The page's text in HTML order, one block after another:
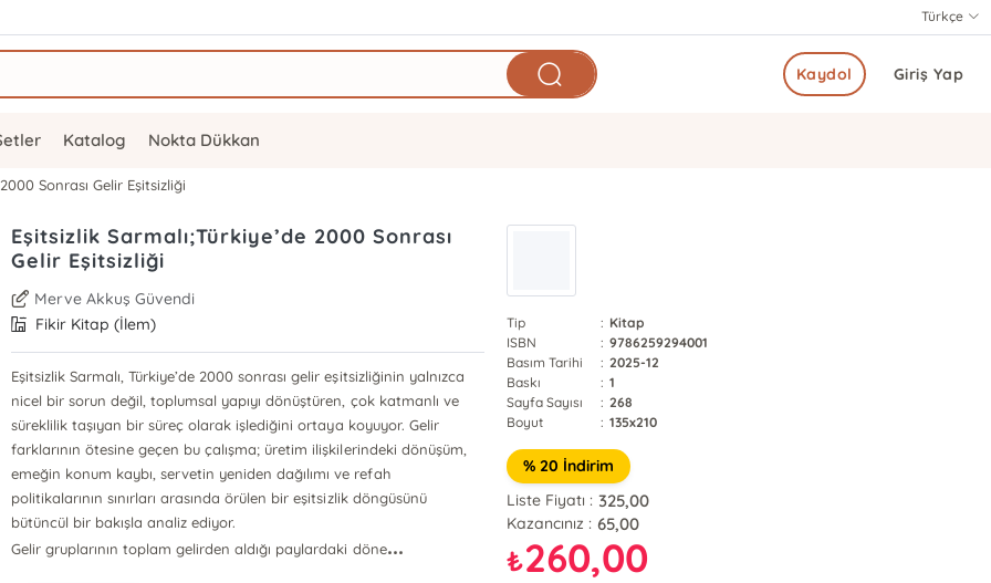
Türkçe
Giriş Yap
Kaydol
Katalog Nokta Dükkan
Sonrası Gelir Eşitsizliği
Eşitsizlik Sarmalı;Türkiye’de 2000 Sonrası
Gelir Eşitsizliği
Merve Akkuş Güvendi
Fikir Kitap (İlem)
Eşitsizlik Sarmalı, Türkiye’de 2000 sonrası gelir eşitsizliğinin yalnızca
nicel bir sorun değil, toplumsal yapıyı dönüştüren, çok katmanlı ve
süreklilik taşıyan bir süreç olarak işlediğini ortaya koyuyor. Gelir
farklarının ötesine geçen bu çalışma; üretim ilişkilerindeki dönüşüm,
emeğin konum kaybı, servetin yeniden dağılımı ve refah
politikalarının sınırları arasında örülen bir eşitsizlik döngüsünü
bütüncül bir bakışla analiz ediyor.
Gelir gruplarının toplam gelirden aldığı paylardaki döne...
Tip : Kitap
ISBN
: 9786259294001
Basım Tarihi
: 2025-12
Baskı
: 1
Sayfa Sayısı
: 268
Boyut
: 135x210
% 20 İndirim
Liste Fiyatı : 325,00
Kazancınız : 65,00
₺260,00